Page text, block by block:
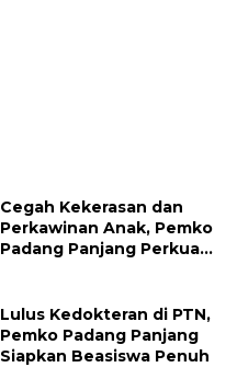
Cegah Kekerasan dan
Perkawinan Anak, Pemko
Padang Panjang Perkuat
Lulus Kedokteran di PTN,
Pemko Padang Panjang
Siapkan Beasiswa Penuh